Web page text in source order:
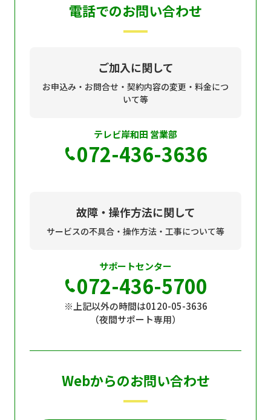
電話でのお問い合わせ
ご加入に関して
お申込み・お問合せ・契約内容の変更・料金につ
いて等
テレビ岸和田 営業部
072-436-3636
故障・操作方法に関して
サービスの不具合・操作方法・工事について等
サポートセンター
072-436-5700
※上記以外の時間は0120-05-3636
（夜間サポート専用）
Webからのお問い合わせ